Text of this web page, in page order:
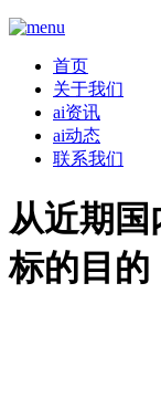
首页
关于我们
ai资讯
ai动态
联系我们
从近期
标的目的